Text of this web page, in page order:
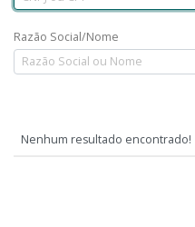
Razão Social/Nome
Nenhum resultado encontrado!